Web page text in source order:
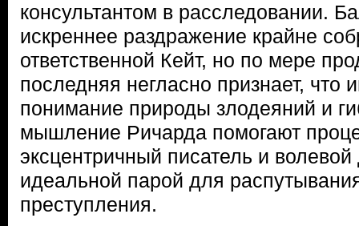
консультантом в расследовании.
искреннее раздражение крайне
ответственной Кейт, но по мере
последняя негласно признает, что
понимание природы злодеяний и
мышление Ричарда помогают
эксцентричный писатель и волевой
идеальной парой для
преступления.